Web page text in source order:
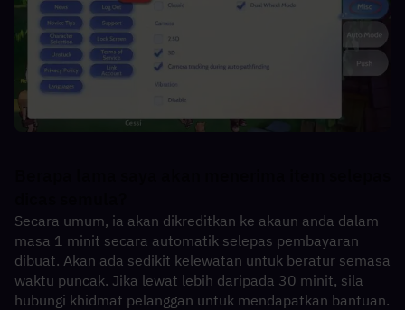
Secara umum, ia akan dikreditkan ke akaun anda dalam
masa 1 minit secara automatik selepas pembayaran
dibuat. Akan ada sedikit kelewatan untuk beratur semasa
waktu puncak. Jika lewat lebih daripada 30 minit, sila
hubungi khidmat pelanggan untuk mendapatkan bantuan.